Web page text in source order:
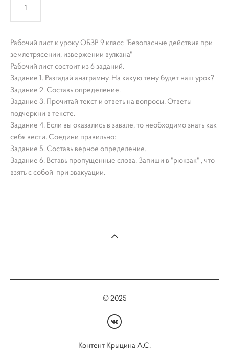
Рабочий лист к уроку ОБЗР 9 класс "Безопасные действия при
землетрясении, извержении вулкана"
Рабочий лист состоит из 6 заданий.
Задание 1. Разгадай анаграмму. На какую тему будет наш урок?
Задание 2. Составь определение.
Задание 3. Прочитай текст и ответь на вопросы. Ответы
подчеркни в тексте.
Задание 4. Если вы оказались в завале, то необходимо знать как
себя вести. Соедини правильно:
Задание 5. Составь верное определение.
Задание 6. Вставь пропущенные слова. Запиши в "рюкзак" , что
взять с собой при эвакуации.
© 2025
Контент Крыцина А.С.